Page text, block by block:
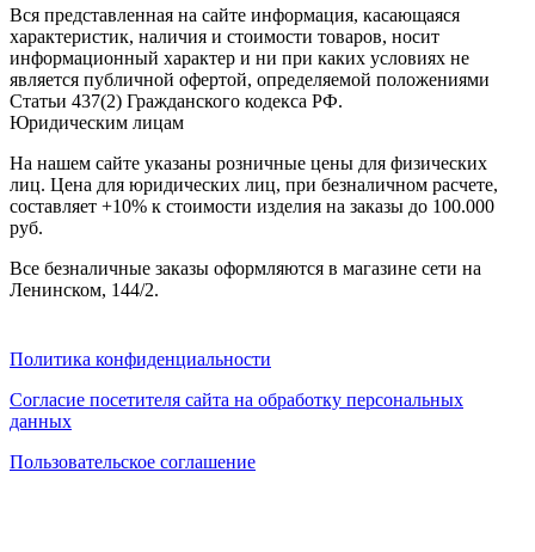
+7
812
647-
90-
72
spb.ru
Заказать
звонок
Вся представленная на сайте информация, касающаяся
характеристик, наличия и стоимости товаров, носит
информационный характер и ни при каких условиях не
является публичной офертой, определяемой положениями
Статьи 437(2) Гражданского кодекса РФ.
Юридическим лицам
На нашем сайте указаны розничные цены для физических
лиц. Цена для юридических лиц, при безналичном расчете,
составляет +10% к стоимости изделия на заказы до 100.000
руб.
Все безналичные заказы оформляются в магазине сети на
Ленинском, 144/2.
Политика конфиденциальности
Согласие посетителя сайта на обработку персональных
данных
Пользовательское соглашение